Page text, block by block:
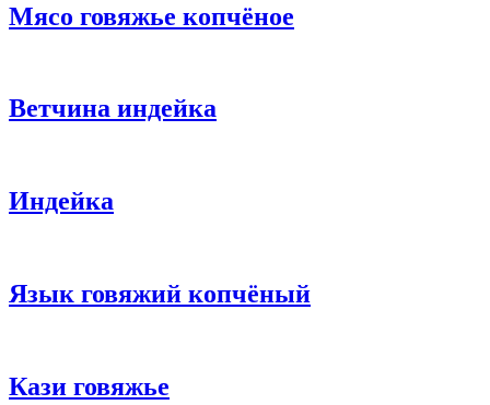
Мясо говяжье копчёное
Ветчина индейка
Индейка
Язык говяжий копчёный
Кази говяжье